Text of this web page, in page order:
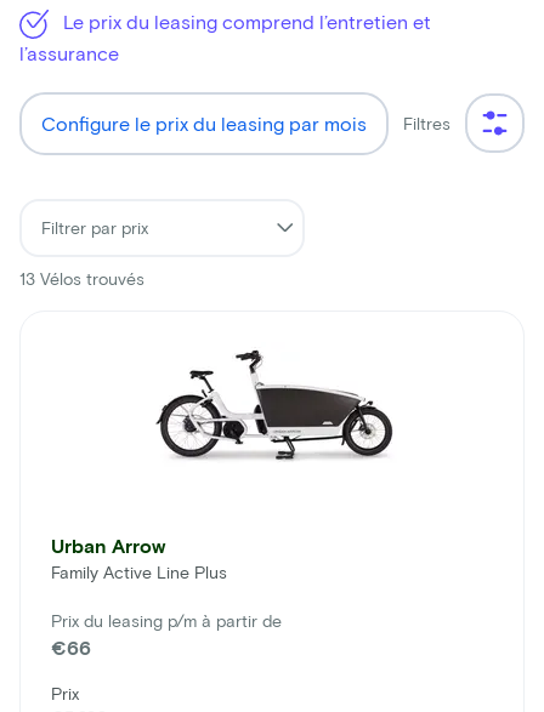
Le prix du leasing comprend l’entretien et
l’assurance
Configure le prix du leasing par mois Filtres
13 Vélos trouvés
Urban Arrow
Family Active Line Plus
Prix du leasing p/m à partir de
€66
Prix